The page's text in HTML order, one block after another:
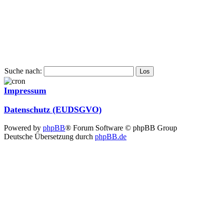
Suche nach:
Impressum
Datenschutz (EUDSGVO)
Powered by phpBB® Forum Software © phpBB Group
Deutsche Übersetzung durch phpBB.de